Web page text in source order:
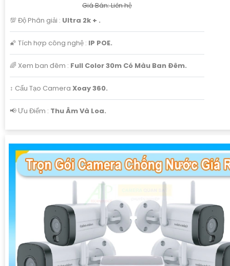
Giá Bán: Liên hệ
💯 Độ Phân giải : Ultra 2k + .
🌠 Tích hợp công nghệ : IP POE.
🌈 Xem ban đêm : Full Color 30m Có Màu Ban Ðêm.
↕️ Cấu Tạo Camera Xoay 360.
️📢 Ưu Điểm : Thu Âm Và Loa.